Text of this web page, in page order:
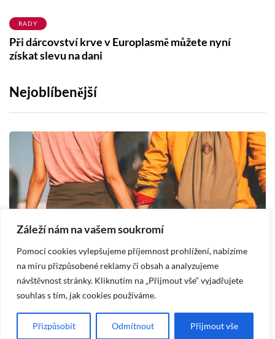
Záleží nám na vašem soukromí
Pomocí cookies vylepšujeme příjemnost prohlížení, nabízíme
na míru přizpůsobené reklamy či obsah a analyzujeme
návštěvnost stránky. Kliknutím na „Přijmout vše“ vyjadřujete
souhlas s tím, jak cookies používáme.
Přizpůsobit Odmítnout Přijmout vše
RADY
Při dárcovství krve v Europlasmě můžete nyní
získat slevu na dani
Nejoblíbenější
HOROSKOPY
Beran a Vodnář: Kompatibilita v lásce a